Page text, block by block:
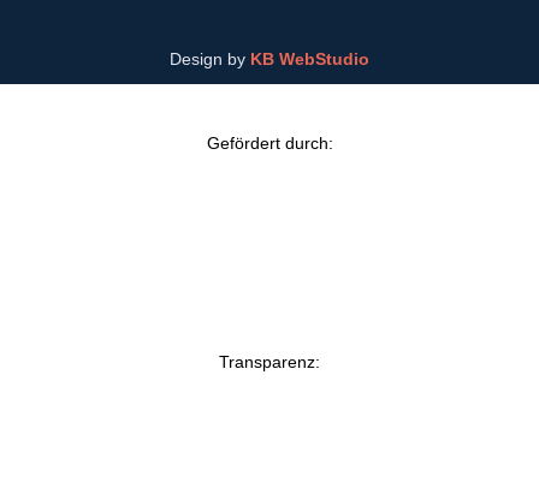
Design by KB WebStudio
Gefördert durch:
Transparenz: